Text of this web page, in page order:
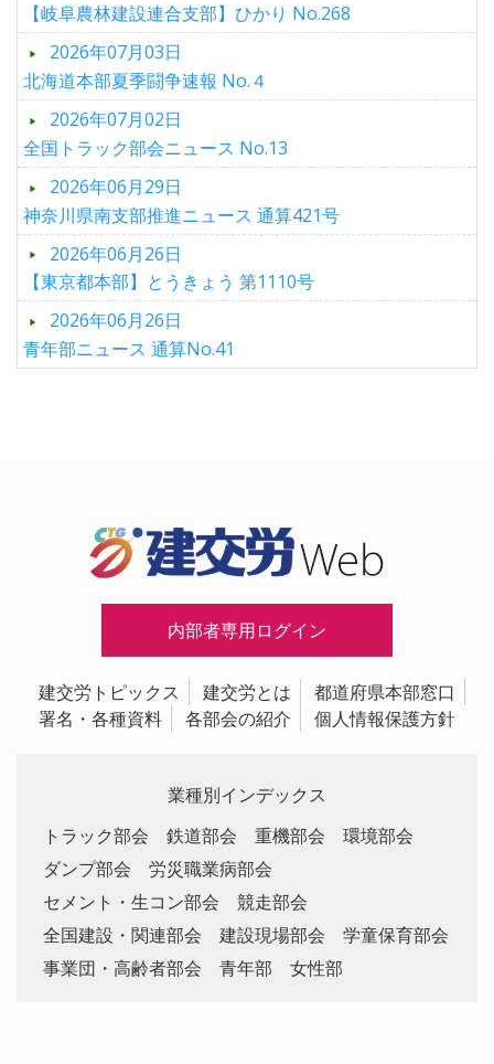
【岐阜農林建設連合支部】ひかり No.268
2026年07月03日
北海道本部夏季闘争速報 No.４
2026年07月02日
全国トラック部会ニュース No.13
2026年06月29日
神奈川県南支部推進ニュース 通算421号
2026年06月26日
【東京都本部】とうきょう 第1110号
2026年06月26日
青年部ニュース 通算No.41
内部者専用ログイン
建交労トピックス 建交労とは
都道府県本部窓口
署名・各種資料
各部会の紹介 個人情報保護方針
業種別インデックス
トラック部会
鉄道部会 重機部会
環境部会
ダンプ部会
労災職業病部会
セメント・生コン部会
競走部会
全国建設・関連部会
建設現場部会
学童保育部会
事業団・高齢者部会
青年部 女性部